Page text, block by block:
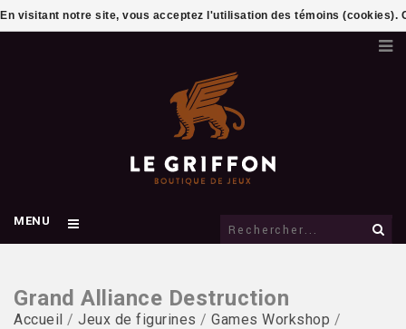
MENU
Grand Alliance Destruction
Accueil / Jeux de figurines / Games Workshop /
En visitant notre site, vous acceptez l'utilisation des témoins